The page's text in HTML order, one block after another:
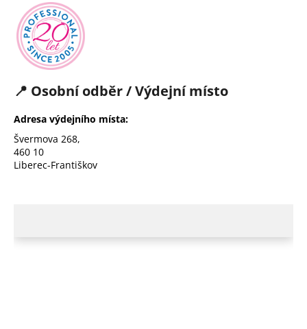
📍 Osobní odběr / Výdejní místo
Adresa výdejního místa:
Švermova 268,
460 10
Liberec-Františkov
n
a
t
?
D